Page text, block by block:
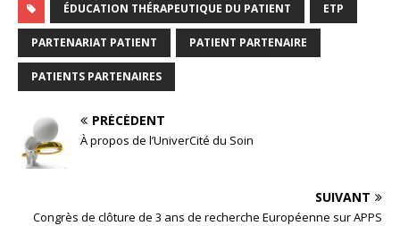
ÉDUCATION THÉRAPEUTIQUE DU PATIENT ETP
PARTENARIAT PATIENT PATIENT PARTENAIRE
PATIENTS PARTENAIRES
PRÉCÉDENT
À propos de l’UniverCité du Soin
SUIVANT
Congrès de clôture de 3 ans de recherche Européenne sur APPS